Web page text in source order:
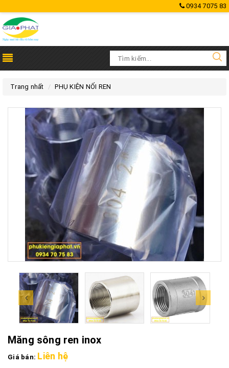
0934 7075 83
Trang nhất PHỤ KIỆN NỐI REN
Măng sông ren inox
Giá bán: Liên hệ